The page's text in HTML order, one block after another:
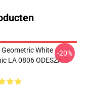
Geometric White
LA 0806 ODESZA T-
-20%